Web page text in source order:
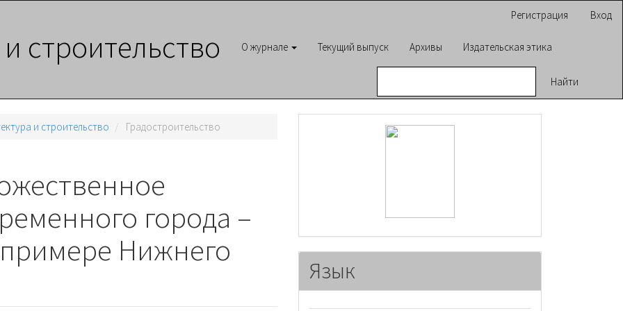
Регистрация Вход
строительство О журнале Текущий выпуск Архивы Издательская этика
Найти
и строительство Градостроительство
города –
Нижнего
Язык